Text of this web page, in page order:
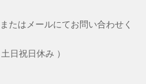
たはメールにてお問い合わせく
日祝日休み ）